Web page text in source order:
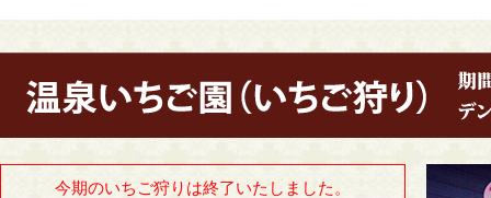
今期のいちご狩りは終了いたしました。